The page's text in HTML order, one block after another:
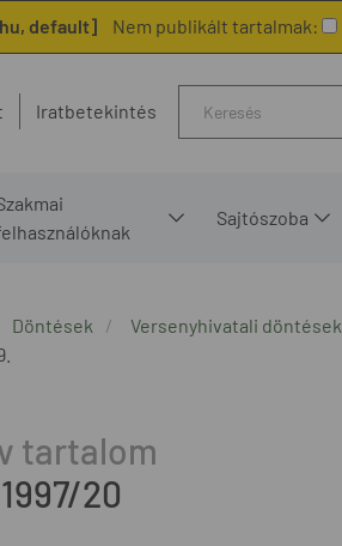
default] Nem publikált tartalmak:
Iratbetekintés
Sajtószoba
Döntések Versenyhivatali döntések
20